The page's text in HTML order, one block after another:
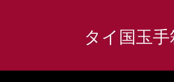
タイ国玉手